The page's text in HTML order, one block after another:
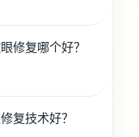
修复哪个好？
复技术好？